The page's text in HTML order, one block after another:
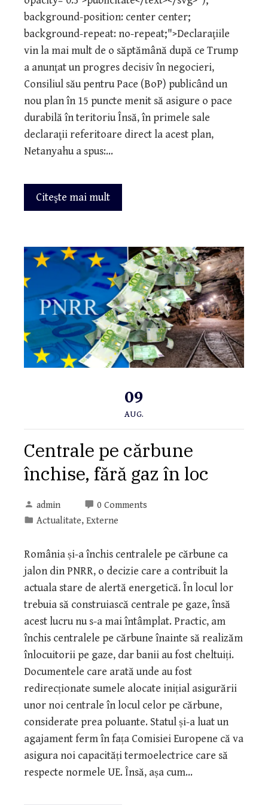
background-position: center center;
background-repeat: no-repeat;">Declaraţiile
vin la mai mult de o săptămână după ce Trump
a anunţat un progres decisiv în negocieri,
Consiliul său pentru Pace (BoP) publicând un
nou plan în 15 puncte menit să asigure o pace
durabilă în teritoriu Însă, în primele sale
declaraţii referitoare direct la acest plan,
Netanyahu a spus:…
Citeşte mai mult
09
AUG.
Centrale pe cărbune
închise, fără gaz în loc
admin
0 Comments
Actualitate, Externe
România și-a închis centralele pe cărbune ca
jalon din PNRR, o decizie care a contribuit la
actuala stare de alertă energetică. În locul lor
trebuia să construiască centrale pe gaze, însă
acest lucru nu s-a mai întâmplat. Practic, am
închis centralele pe cărbune înainte să realizăm
înlocuitorii pe gaze, dar banii au fost cheltuiți.
Documentele care arată unde au fost
redirecționate sumele alocate inițial asigurării
unor noi centrale în locul celor pe cărbune,
considerate prea poluante. Statul și-a luat un
agajament ferm în fața Comisiei Europene că va
asigura noi capacități termoelectrice care să
respecte normele UE. Însă, așa cum…